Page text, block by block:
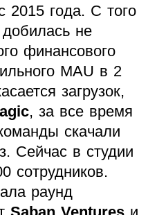
2015 года. С того
не
финансового
MAU в 2
загрузок,
, за все время
скачали
Сейчас в студии
сотрудников.
раунд